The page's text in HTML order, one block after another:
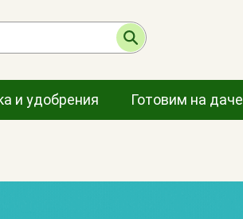
и удобрения Готовим на даче